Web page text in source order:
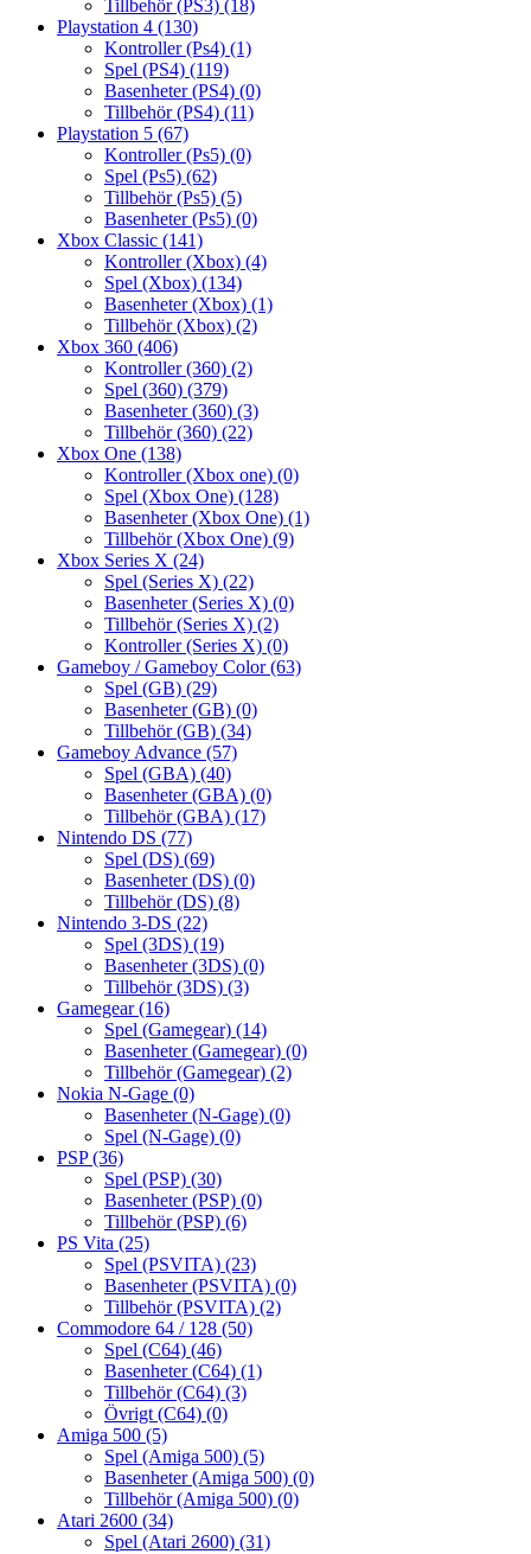
Tillbehör (PS3) (18)
Playstation 4 (130)
Kontroller (Ps4) (1)
Spel (PS4) (119)
Basenheter (PS4) (0)
Tillbehör (PS4) (11)
Playstation 5 (67)
Kontroller (Ps5) (0)
Spel (Ps5) (62)
Tillbehör (Ps5) (5)
Basenheter (Ps5) (0)
Xbox Classic (141)
Kontroller (Xbox) (4)
Spel (Xbox) (134)
Basenheter (Xbox) (1)
Tillbehör (Xbox) (2)
Xbox 360 (406)
Kontroller (360) (2)
Spel (360) (379)
Basenheter (360) (3)
Tillbehör (360) (22)
Xbox One (138)
Kontroller (Xbox one) (0)
Spel (Xbox One) (128)
Basenheter (Xbox One) (1)
Tillbehör (Xbox One) (9)
Xbox Series X (24)
Spel (Series X) (22)
Basenheter (Series X) (0)
Tillbehör (Series X) (2)
Kontroller (Series X) (0)
Gameboy / Gameboy Color(63)
Spel (GB) (29)
Basenheter (GB) (0)
Tillbehör (GB) (34)
Gameboy Advance (57)
Spel (GBA) (40)
Basenheter (GBA) (0)
Tillbehör (GBA) (17)
Nintendo DS (77)
Spel (DS) (69)
Basenheter (DS) (0)
Tillbehör (DS) (8)
Nintendo 3-DS (22)
Spel (3DS) (19)
Basenheter (3DS) (0)
Tillbehör (3DS) (3)
Gamegear(16)
Spel (Gamegear) (14)
Basenheter (Gamegear) (0)
Tillbehör (Gamegear) (2)
Nokia N-Gage (0)
Basenheter (N-Gage) (0)
Spel (N-Gage) (0)
PSP(36)
Spel (PSP) (30)
Basenheter (PSP) (0)
Tillbehör (PSP) (6)
PS Vita (25)
Spel (PSVITA) (23)
Basenheter (PSVITA) (0)
Tillbehör (PSVITA) (2)
Commodore 64 / 128 (50)
Spel (C64) (46)
Basenheter (C64) (1)
Tillbehör (C64) (3)
Övrigt (C64) (0)
Amiga 500 (5)
Spel (Amiga 500) (5)
Basenheter (Amiga 500) (0)
Tillbehör (Amiga 500) (0)
Atari 2600 (34)
Spel (Atari 2600) (31)